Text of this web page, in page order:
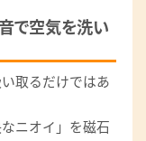
で空気を洗い
取るだけではあ
ニオイ」を磁石